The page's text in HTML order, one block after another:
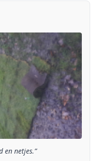
en netjes.”